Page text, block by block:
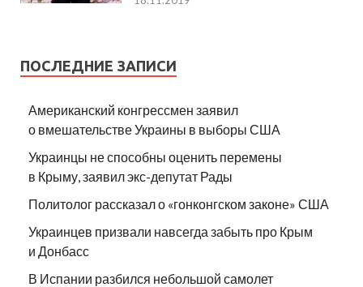
ПОСЛЕДНИЕ ЗАПИСИ
Американский конгрессмен заявил
о вмешательстве Украины в выборы США
Украинцы не способны оценить перемены
в Крыму, заявил экс-депутат Рады
Политолог рассказал о «гонконгском законе» США
Украинцев призвали навсегда забыть про Крым
и Донбасс
В Испании разбился небольшой самолет